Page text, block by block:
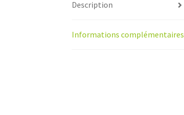
Description
Informations complémentaires